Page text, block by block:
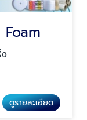
ดูรายละเอียด